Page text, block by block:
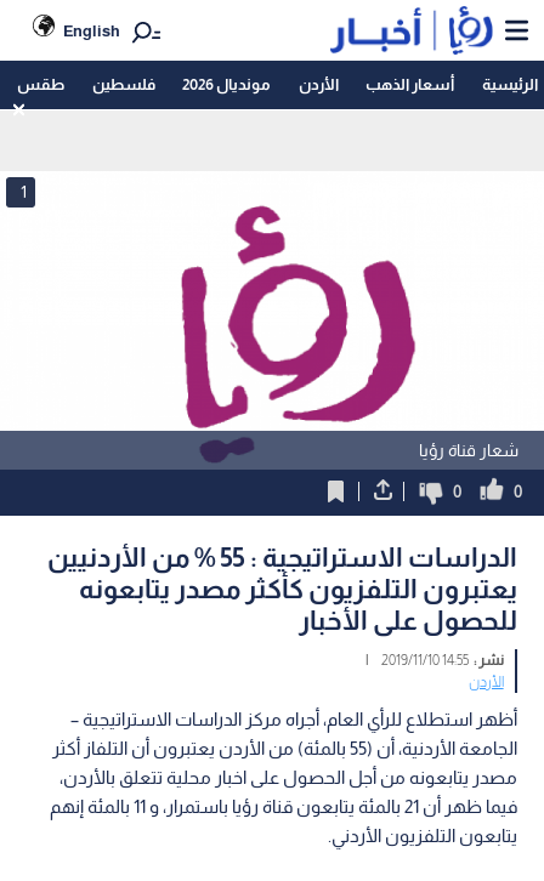
English
الرئيسية أسعار الذهب الأردن مونديال 2026 فلسطين طقس
شعار قناة رؤيا
1
0
0
الدراسات الاستراتيجية : 55 % من الأردنيين
يعتبرون التلفزيون كأكثر مصدر يتابعونه
للحصول على الأخبار
نشر :14:55 2019/11/10
|
الأردن
أظهر استطلاع للرأي العام، أجراه مركز الدراسات الاستراتيجية –
الجامعة الأردنية، أن (55 بالمئة) من الأردن يعتبرون أن التلفاز أكثر
مصدر يتابعونه من أجل الحصول على اخبار محلية تتعلق بالأردن،
فيما ظهر أن 21 بالمئة يتابعون قناة رؤيا باستمرار، و 11 بالمئة إنهم
يتابعون التلفزيون الأردني.